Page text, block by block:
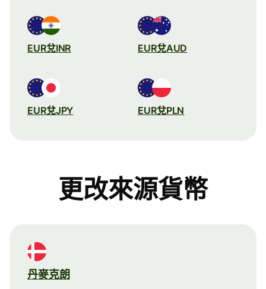
EUR兌INR EUR兌AUD
EUR兌JPY EUR兌PLN
更改來源貨幣
丹麥克朗